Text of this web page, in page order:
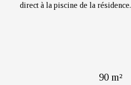
90 m²
direct à la piscine de la résidence.